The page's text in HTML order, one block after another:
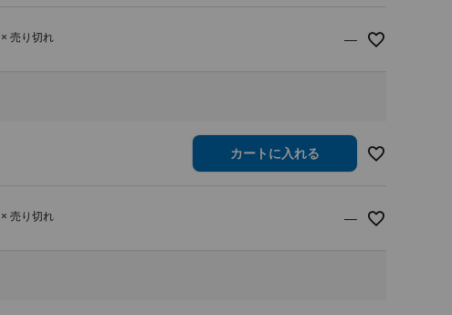
× 売り切れ —
カートに入れる
× 売り切れ —